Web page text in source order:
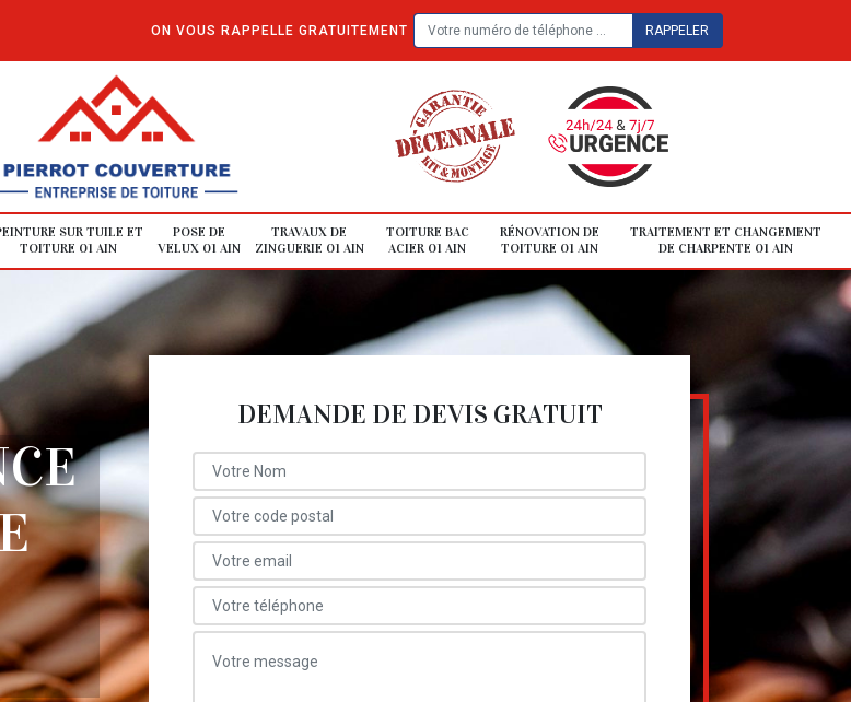
ON VOUS RAPPELLE GRATUITEMENT
SUR TUILE ET
TOITURE 01 AIN
POSE DE
VELUX 01 AIN
TRAVAUX DE
ZINGUERIE 01 AIN
TOITURE BAC
ACIER 01 AIN
RÉNOVATION DE
TOITURE 01 AIN
TRAITEMENT ET CHANGEMENT
DE CHARPENTE 01 AIN
DEMANDE DE DEVIS GRATUIT